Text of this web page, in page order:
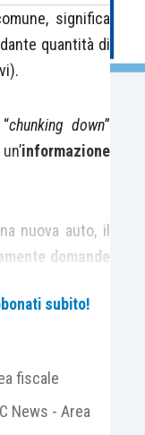
significa
quantità di
chunking down”
informazione
nuova auto, il
domande
comprensione
subito!
fiscale
News - Area